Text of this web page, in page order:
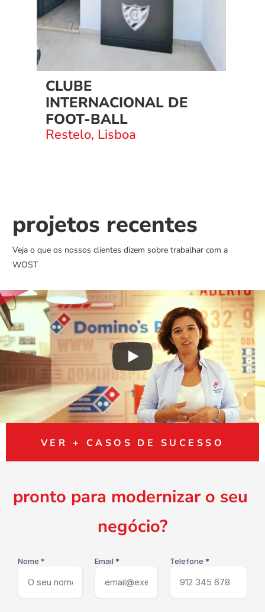
CLUBE
INTERNACIONAL DE
FOOT-BALL
Restelo, Lisboa
projetos recentes
Veja o que os nossos clientes dizem sobre trabalhar com a
WOST
VER + CASOS DE SUCESSO
pronto para modernizar o seu
negócio?
Nome * Email * Telefone *